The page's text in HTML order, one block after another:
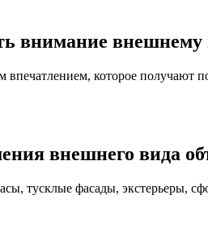
внимание внешнему
впечатлением, которое
внешнего вида
тусклые фасады, экстерьеры,